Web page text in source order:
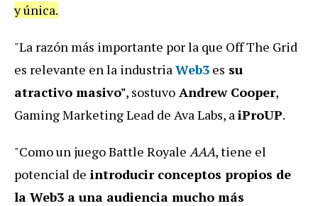
y única.
"La razón más importante por la que Off The Grid
es relevante en la industriaWeb3 es su
atractivo masivo", sostuvo Andrew Cooper,
Gaming Marketing Lead de Ava Labs, aiProUP.
"Como un juego Battle Royale AAA, tiene el
potencial de introducir conceptos propios de
la Web3 a una audiencia mucho más